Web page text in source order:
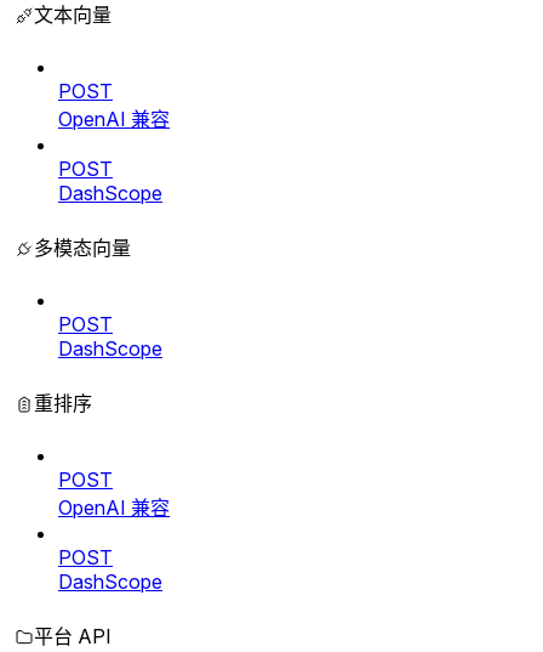
文本向量
POST
OpenAI 兼容
POST
DashScope
多模态向量
POST
DashScope
重排序
POST
OpenAI 兼容
POST
DashScope
平台 API